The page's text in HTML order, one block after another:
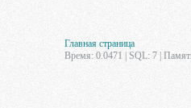
Главная страница
Время: 0.0471 | SQL: 7 |